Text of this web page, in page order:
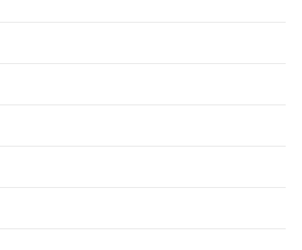
reduce blood sugar levels